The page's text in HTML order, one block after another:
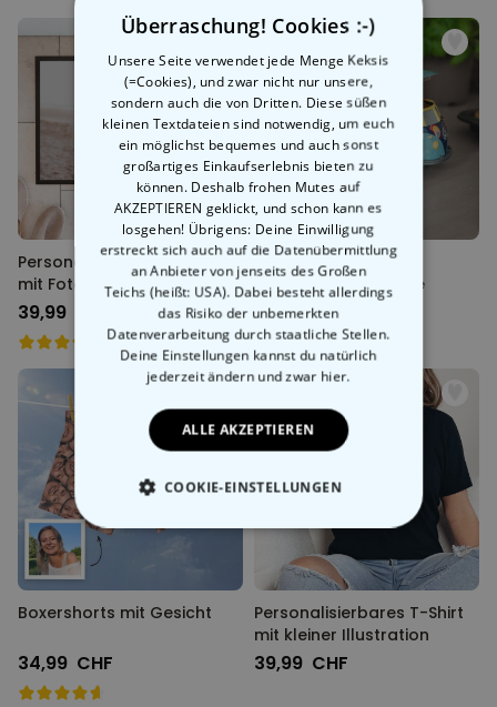
Personalisierbare Fußmatte
mit Foto
39,99 CHF
VW Bus
Aufbewahrungsdose
17,99 CHF
Boxershorts mit Gesicht
34,99 CHF
Personalisierbares T-Shirt
mit kleiner Illustration
39,99 CHF
Überraschung! Cookies :-)
Unsere Seite verwendet jede Menge Keksis
(=Cookies), und zwar nicht nur unsere,
sondern auch die von Dritten. Diese süßen
kleinen Textdateien sind notwendig, um euch
ein möglichst bequemes und auch sonst
großartiges Einkaufserlebnis bieten zu
können. Deshalb frohen Mutes auf
AKZEPTIEREN geklickt, und schon kann es
losgehen! Übrigens: Deine Einwilligung
erstreckt sich auch auf die Datenübermittlung
an Anbieter von jenseits des Großen
Teichs (heißt: USA). Dabei besteht allerdings
das Risiko der unbemerkten
Datenverarbeitung durch staatliche Stellen.
Deine Einstellungen kannst du natürlich
jederzeit ändern und zwar hier.
ALLE AKZEPTIEREN
COOKIE-EINSTELLUNGEN
ESSENTIELL
PERFORMANCE
SONSTIGE